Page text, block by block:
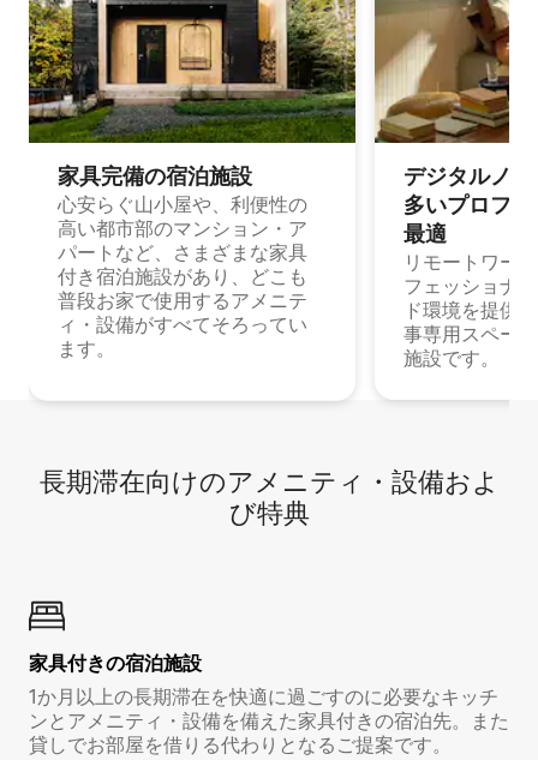
家具完備の宿⁠泊⁠施⁠設
心安らぐ山小屋や、利便性の
高い都市部のマンション・ア
パートなど、さまざまな家具
付き宿泊施設があり、どこも
普段お家で使用するアメニテ
ィ・設備がすべてそろってい
ます。
デジタルノ
多⁠いプ⁠ロ⁠フ⁠
最⁠適
リモートワー
フェッショナ
ド環境を提供
事専用スペー
施設です。
長期滞在向け⁠のア⁠メ⁠ニ⁠テ⁠ィ⁠・設⁠備⁠およ
び特⁠典
家具付き⁠の宿⁠泊⁠施⁠設
1か月以上の長期滞在を快適に過ごすのに必要なキッチ
ンとアメニティ・設備を備えた家具付きの宿泊先。また
貸しでお部屋を借りる代わりとなるご提案です。